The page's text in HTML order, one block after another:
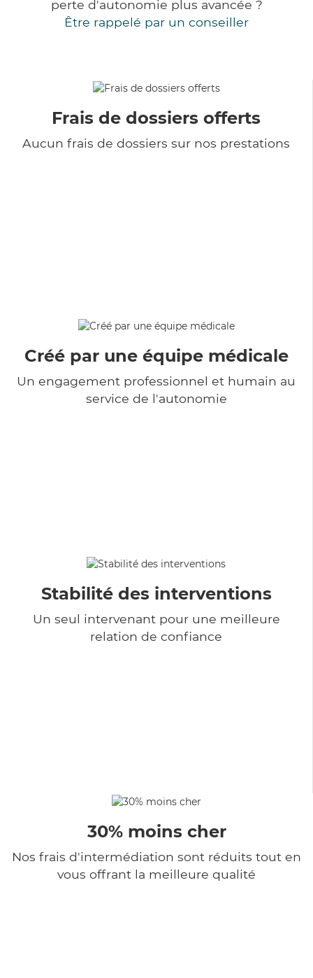
perte d'autonomie plus avancée ?
Être rappelé par un conseiller
Frais de dossiers offerts
Aucun frais de dossiers sur nos prestations
Créé par une équipe médicale
Un engagement professionnel et humain au
service de l'autonomie
Stabilité des interventions
Un seul intervenant pour une meilleure
relation de confiance
30% moins cher
Nos frais d'intermédiation sont réduits tout en
vous offrant la meilleure qualité